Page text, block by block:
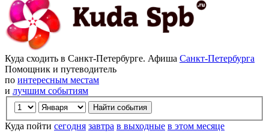
Куда сходить в Санкт-Петербурге. Афиша Санкт-Петербурга
Помощник и путеводитель
по интересным местам
и лучшим событиям
Куда пойти сегодня завтра в выходные в этом месяце